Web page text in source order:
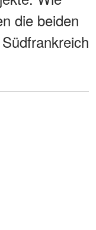
die beiden